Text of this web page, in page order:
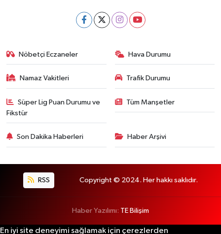
Nöbetçi Eczaneler Hava Durumu
Namaz Vakitleri Trafik Durumu
Süper Lig Puan Durumu ve
Fikstür
Tüm Manşetler
Son Dakika Haberleri Haber Arşivi
RSS Copyright © 2024. Her hakkı saklıdır.
Haber Yazılımı: TE Bilişim
En iyi site deneyimi sağlamak için çerezlerden